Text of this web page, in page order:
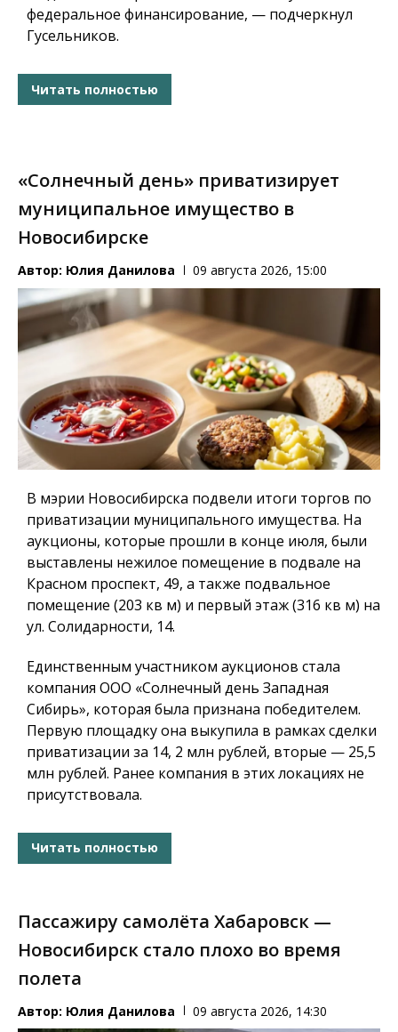
федеральное финансирование, — подчеркнул
Гусельников.
Читать полностью
«Солнечный день» приватизирует
муниципальное имущество в
Новосибирске
Автор: Юлия Данилова 09 августа 2026, 15:00
В мэрии Новосибирска подвели итоги торгов по
приватизации муниципального имущества. На
аукционы, которые прошли в конце июля, были
выставлены нежилое помещение в подвале на
Красном проспект, 49, а также подвальное
помещение (203 кв м) и первый этаж (316 кв м) на
ул. Солидарности, 14.
Единственным участником аукционов стала
компания ООО «Солнечный день Западная
Сибирь», которая была признана победителем.
Первую площадку она выкупила в рамках сделки
приватизации за 14, 2 млн рублей, вторые — 25,5
млн рублей. Ранее компания в этих локациях не
присутствовала.
Читать полностью
Пассажиру самолёта Хабаровск —
Новосибирск стало плохо во время
полета
Автор: Юлия Данилова 09 августа 2026, 14:30